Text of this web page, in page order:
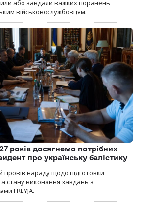
або завдали важких поранень
військовослужбовцям.
років досягнемо потрібних
про українську балістику
нараду щодо підготовки
стану виконання завдань з
FREYJA.